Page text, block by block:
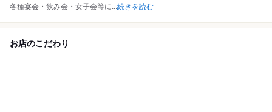
各種宴会・飲み会・女子会等に...続きを読む
お店のこだわり